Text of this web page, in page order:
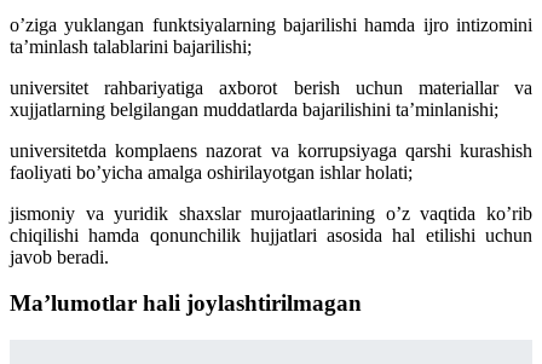
oʼziga yuklangan funktsiyalarning bajarilishi hamda ijro intizomini
taʼminlash talablarini bajarilishi;
universitet rahbariyatiga axborot berish uchun materiallar va
xujjatlarning belgilangan muddatlarda bajarilishini taʼminlanishi;
universitetda komplaens nazorat va korrupsiyaga qarshi kurashish
faoliyati boʼyicha amalga oshirilayotgan ishlar holati;
jismoniy va yuridik shaxslar murojaatlarining oʼz vaqtida koʼrib
chiqilishi hamda qonunchilik hujjatlari asosida hal etilishi uchun
javob beradi.
Maʼlumotlar hali joylashtirilmagan